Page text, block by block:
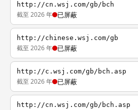
http://cn.wsj.com/gb/bch
截至 2026 年 已屏蔽
http://chinese.wsj.com/gb
截至 2026 年 已屏蔽
http://c.wsj.com/gb/bch.asp
截至 2026 年 已屏蔽
http://cn.wsj.com/gb/bch.asp